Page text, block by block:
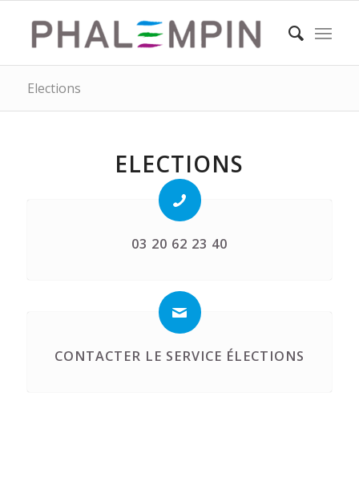
Elections
ELECTIONS
03 20 62 23 40
CONTACTER LE SERVICE ÉLECTIONS